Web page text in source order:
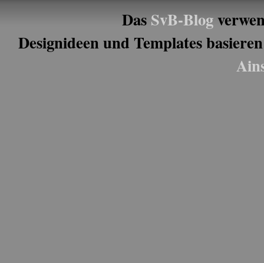
DasSvB-Blog
Designideen und Templates